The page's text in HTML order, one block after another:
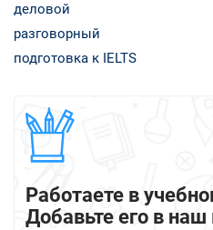
деловой
разговорный
подготовка к IELTS
Работаете в
Добавьте его в наш